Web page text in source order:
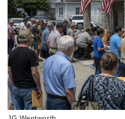
Doanh nghiệp
Thông tin doanh nghiệp
Doanh nghiệp 24h
Doanh nhân
Vì cộng đồng